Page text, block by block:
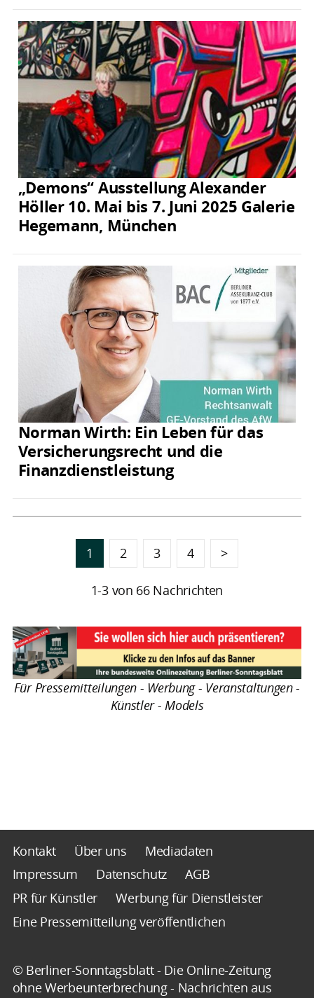
„Demons“ Ausstellung Alexander
Höller 10. Mai bis 7. Juni 2025 Galerie
Hegemann, München
Norman Wirth: Ein Leben für das
Versicherungsrecht und die
Finanzdienstleistung
1 2 3 4 >
1-3 von 66 Nachrichten
Für Pressemitteilungen - Werbung - Veranstaltungen -
Künstler - Models
Kontakt Über uns
Mediadaten
Impressum
Datenschutz
AGB
PR für Künstler
Werbung für Dienstleister
Eine Pressemitteilung veröffentlichen
© Berliner-Sonntagsblatt - Die Online-Zeitung
ohne Werbeunterbrechung - Nachrichten aus